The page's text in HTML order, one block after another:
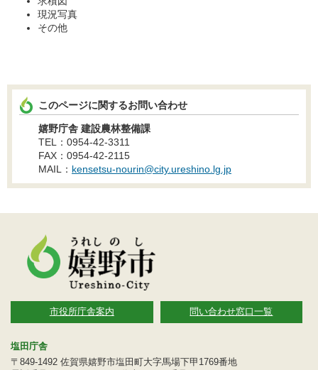
現況写真
その他
このページに関するお問い合わせ
嬉野庁舎 建設農林整備課
TEL：0954-42-3311
FAX：0954-42-2115
MAIL： kensetsu-nourin@city.ureshino.lg.jp
市役所庁舎案内 問い合わせ窓口一覧
塩田庁舎
〒849-1492 佐賀県嬉野市塩田町大字馬場下甲1769番地